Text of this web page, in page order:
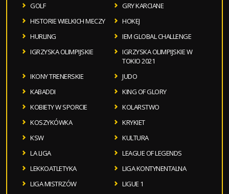
GOLF
GRY KARCIANE
HISTORIE WIELKICH MECZY
HOKEJ
HURLING
IEM GLOBAL CHALLENGE
IGRZYSKA OLIMPIJSKIE
IGRZYSKA OLIMPIJSKIE W
TOKIO 2021
IKONY TRENERSKIE
JUDO
KABADDI
KING OF GLORY
KOBIETY W SPORCIE
KOLARSTWO
KOSZYKÓWKA
KRYKIET
KSW
KULTURA
LA LIGA
LEAGUE OF LEGENDS
LEKKOATLETYKA
LIGA KONTYNENTALNA
LIGA MISTRZÓW
LIGUE 1